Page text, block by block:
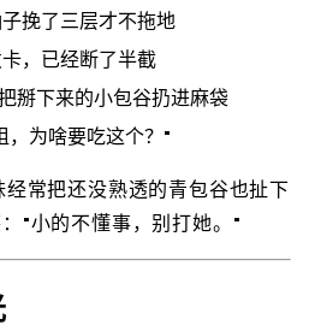
挽了三层才不拖地
，已经断了半截
下来的小包谷扔进麻袋
，为啥要吃这个？"
经常把还没熟透的青包谷也扯下
"小的不懂事，别打她。"